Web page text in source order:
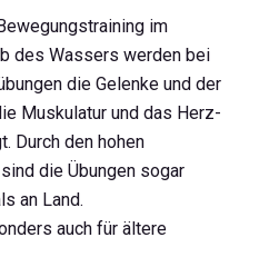
im
des Wassers werden bei
die Gelenke und der
Muskulatur und das Herz-
Durch den hohen
die Übungen sogar
an Land.
auch für ältere